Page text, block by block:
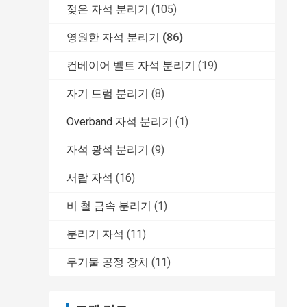
젖은 자석 분리기 (105)
영원한 자석 분리기 (86)
컨베이어 벨트 자석 분리기 (19)
자기 드럼 분리기 (8)
Overband 자석 분리기 (1)
자석 광석 분리기 (9)
서랍 자석 (16)
비 철 금속 분리기 (1)
분리기 자석 (11)
무기물 공정 장치 (11)